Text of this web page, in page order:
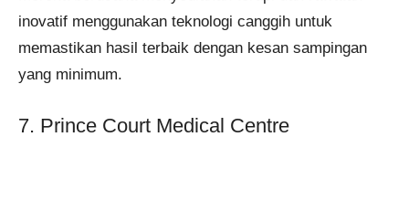
inovatif menggunakan teknologi canggih untuk
memastikan hasil terbaik dengan kesan sampingan
yang minimum.
7. Prince Court Medical Centre